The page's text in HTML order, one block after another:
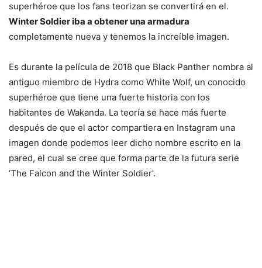
superhéroe que los fans teorizan se convertirá en el.
Winter Soldier iba a obtener una armadura
completamente nueva y tenemos la increíble imagen.
Es durante la película de 2018 que Black Panther nombra al
antiguo miembro de Hydra como White Wolf, un conocido
superhéroe que tiene una fuerte historia con los
habitantes de Wakanda. La teoría se hace más fuerte
después de que el actor compartiera en Instagram una
imagen donde podemos leer dicho nombre escrito en la
pared, el cual se cree que forma parte de la futura serie
‘The Falcon and the Winter Soldier’.